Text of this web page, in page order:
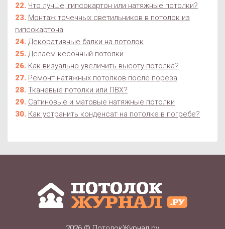
Что лучше, гипсокартон или натяжные потолки?
Монтаж точечных светильников в потолок из
гипсокартона
Декоративные балки на потолок
Делаем кесонный потолки
Как визуально увеличить высоту потолка?
Ремонт натяжных потолков после пореза
Тканевые потолки или ПВХ?
Сатиновые и матовые натяжные потолки
Как устранить конденсат на потолке в погребе?